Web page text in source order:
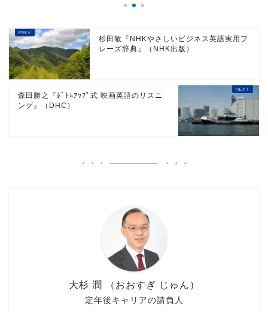
杉田敏『NHKやさしいビジネス英語実用フ
レーズ辞典』（NHK出版）
森田勝之『ﾎﾞﾄﾑｱｯﾌﾟ式 映画英語のリスニ
ング』（DHC）
定年後キャリアの請負人
大杉 潤 （おおすぎ じゅん）